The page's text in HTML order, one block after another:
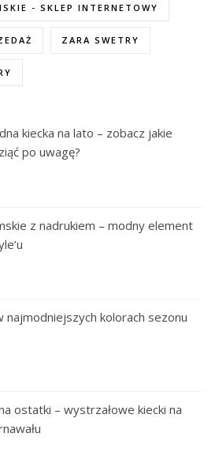
- SKLEP INTERNETOWY
ZARA SWETRY
kiecka na lato – zobacz jakie
po uwagę?
z nadrukiem – modny element
najmodniejszych kolorach sezonu
ostatki – wystrzałowe kiecki na